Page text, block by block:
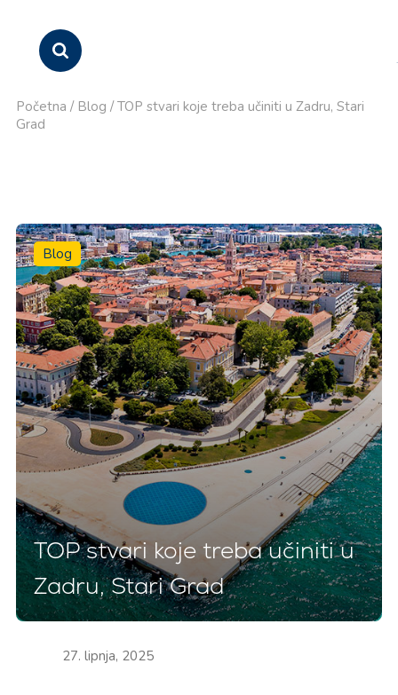
Početna / Blog / TOP stvari koje treba učiniti u Zadru, Stari
Grad
Blog
TOP stvari koje treba učiniti u
Zadru, Stari Grad
27. lipnja, 2025